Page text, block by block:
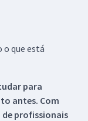
o que está
para
antes. Com
profissionais